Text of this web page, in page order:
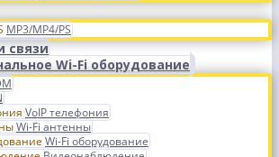
MP3/MP4/PS
связи
Wi-Fi оборудование
VoIP телефония
Wi-Fi антенны
Wi-Fi оборудование